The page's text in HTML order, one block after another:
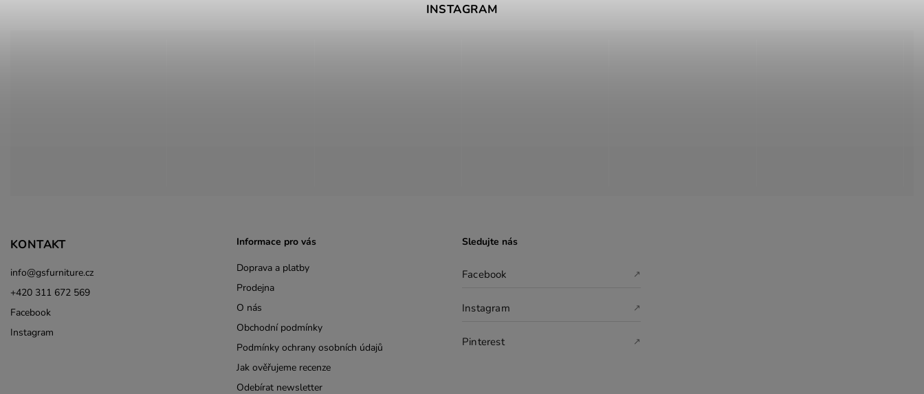
KONTAKT
info@gsfurniture.cz
+420 311 672 569
Facebook
Instagram
Informace pro vás
Doprava a platby
Prodejna
O nás
Obchodní podmínky
Podmínky ochrany osobních údajů
Jak ověřujeme recenze
Odebírat newsletter
INSTAGRAM
Sledujte nás
Facebook ↗
Instagram ↗
Pinterest ↗